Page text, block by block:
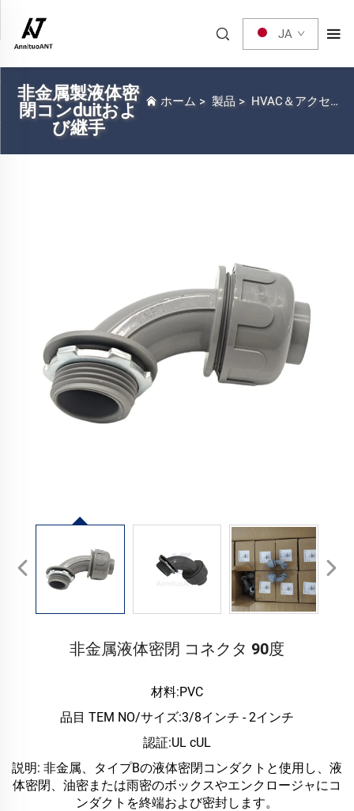
JA
非金属製液体密
閉コンduitおよ
び継手
ホーム > 製品 > HVAC＆アクセサリー
非金属液体密閉 コネクタ 90度
材料:PVC
品目 TEM NO/サイズ:3/8インチ - 2インチ
認証:UL cUL
説明: 非金属、タイプBの液体密閉コンダクトと使用し、液
体密閉、油密または雨密のボックスやエンクロージャにコ
ンダクトを終端および密封します。